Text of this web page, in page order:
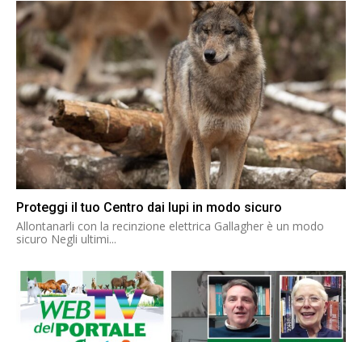
Proteggi il tuo Centro dai lupi in modo sicuro
Allontanarli con la recinzione elettrica Gallagher è un modo
sicuro Negli ultimi...